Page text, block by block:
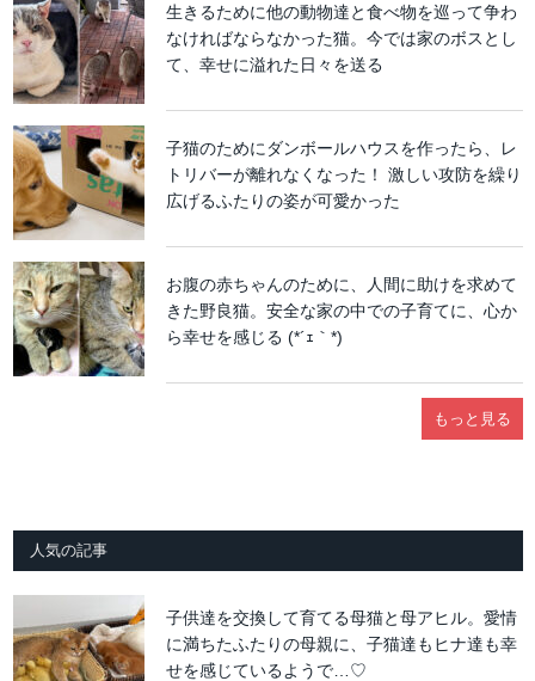
生きるために他の動物達と食べ物を巡って争わ
なければならなかった猫。今では家のボスとし
て、幸せに溢れた日々を送る
子猫のためにダンボールハウスを作ったら、レ
トリバーが離れなくなった！ 激しい攻防を繰り
広げるふたりの姿が可愛かった
お腹の赤ちゃんのために、人間に助けを求めて
きた野良猫。安全な家の中での子育てに、心か
ら幸せを感じる (*´ｪ｀*)
もっと見る
人気の記事
子供達を交換して育てる母猫と母アヒル。愛情
に満ちたふたりの母親に、子猫達もヒナ達も幸
せを感じているようで…♡